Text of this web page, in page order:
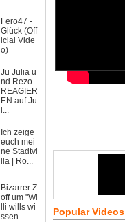
Fero47 -
Glück (Off
icial Vide
o)
Ju Julia u
nd Rezo
REAGIER
EN auf Ju
l...
Ich zeige
euch mei
ne Stadtvi
lla | Ro...
Bizarrer Z
off um "Wi
lli wills wi
ssen...
Popular Videos